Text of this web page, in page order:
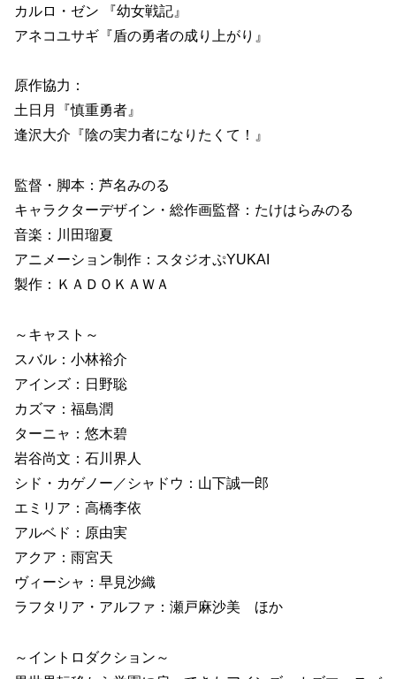
カルロ・ゼン 『幼女戦記』
アネコユサギ『盾の勇者の成り上がり』
原作協力：
土日月『慎重勇者』
逢沢大介『陰の実力者になりたくて！』
監督・脚本：芦名みのる
キャラクターデザイン・総作画監督：たけはらみのる
音楽：川田瑠夏
アニメーション制作：スタジオぷYUKAI
製作：ＫＡＤＯＫＡＷＡ
～キャスト～
スバル：小林裕介
アインズ：日野聡
カズマ：福島潤
ターニャ：悠木碧
岩谷尚文：石川界人
シド・カゲノー／シャドウ：山下誠一郎
エミリア：高橋李依
アルベド：原由実
アクア：雨宮天
ヴィーシャ：早見沙織
ラフタリア・アルファ：瀬戸麻沙美 ほか
～イントロダクション～